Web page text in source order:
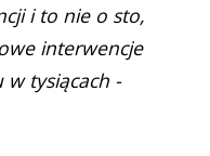
i to nie o sto,
interwencje
tysiącach -